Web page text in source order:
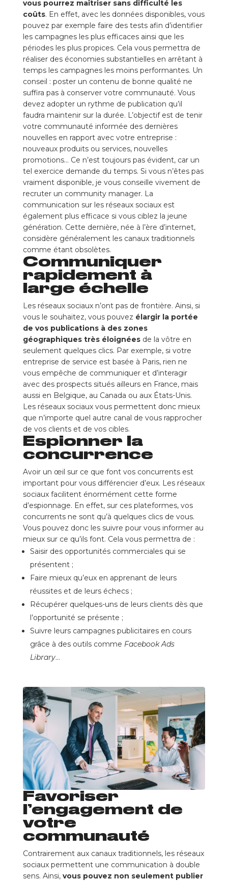
vous pourrez maîtriser sans difficulté les
coûts. En effet, avec les données disponibles, vous
pouvez par exemple faire des tests afin d’identifier
les campagnes les plus efficaces ainsi que les
périodes les plus propices. Cela vous permettra de
réaliser des économies substantielles en arrêtant à
temps les campagnes les moins performantes. Un
conseil : poster un contenu de bonne qualité ne
suffira pas à conserver votre communauté. Vous
devez adopter un rythme de publication qu’il
faudra maintenir sur la durée. L’objectif est de tenir
votre communauté informée des dernières
nouvelles en rapport avec votre entreprise :
nouveaux produits ou services, nouvelles
promotions… Ce n’est toujours pas évident, car un
tel exercice demande du temps. Si vous n’êtes pas
vraiment disponible, je vous conseille vivement de
recruter un community manager. La
communication sur les réseaux sociaux est
également plus efficace si vous ciblez la jeune
génération. Cette dernière, née à l’ère d’internet,
considère généralement les canaux traditionnels
comme étant obsolètes.
Communiquer
rapidement à
large échelle
Les réseaux sociaux n’ont pas de frontière. Ainsi, si
vous le souhaitez, vous pouvez élargir la portée
de vos publications à des zones
géographiques très éloignéesde la vôtre en
seulement quelques clics. Par exemple, si votre
entreprise de service est basée à Paris, rien ne
vous empêche de communiquer et d’interagir
avec des prospects situés ailleurs en France, mais
aussi en Belgique, au Canada ou aux États-Unis.
Les réseaux sociaux vous permettent donc mieux
que n’importe quel autre canal de vous rapprocher
de vos clients et de vos cibles.
Espionner la
concurrence
Avoir un œil sur ce que font vos concurrents est
important pour vous différencier d’eux. Les réseaux
sociaux facilitent énormément cette forme
d’espionnage. En effet, sur ces plateformes, vos
concurrents ne sont qu’à quelques clics de vous.
Vous pouvez donc les suivre pour vous informer au
mieux sur ce qu’ils font. Cela vous permettra de :
Saisir des opportunités commerciales qui se
présentent ;
Faire mieux qu’eux en apprenant de leurs
réussites et de leurs échecs ;
Récupérer quelques-uns de leurs clients dès que
l’opportunité se présente ;
Suivre leurs campagnes publicitaires en cours
grâce à des outils comme Facebook Ads
Library…
Favoriser
l’engagement de
votre
communauté
Contrairement aux canaux traditionnels, les réseaux
sociaux permettent une communication à double
sens. Ainsi, vous pouvez non seulement publier